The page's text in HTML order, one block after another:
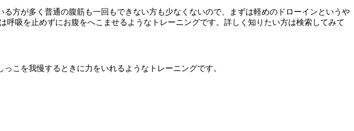
方が多く普通の腹筋も一回もできない方も少なくないので、まずは軽めのドローインというや
吸を止めずにお腹をへこませるようなトレーニングです。詳しく知りたい方は検索してみて
こを我慢するときに力をいれるようなトレーニングです。